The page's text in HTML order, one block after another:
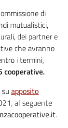
di
mutualistici,
dei partner e
che avranno
i termini,
cooperative.
apposito
al seguente
.